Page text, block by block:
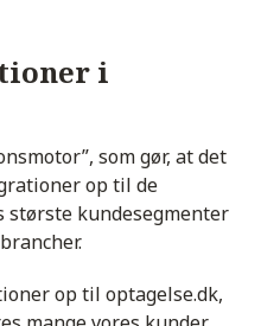
i
som gør, at det
op til de
største kundesegmenter
op til optagelse.dk,